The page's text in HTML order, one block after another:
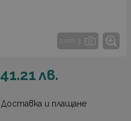
1 от 3
41.21лв.
Доставка и плащане